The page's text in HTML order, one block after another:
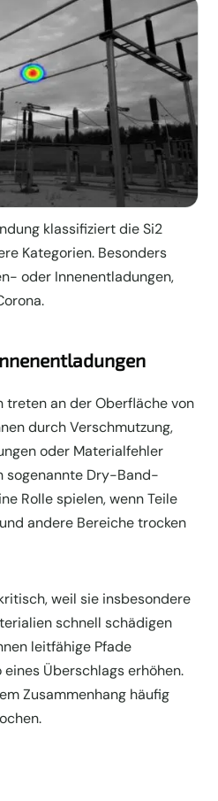
klassifiziert die Si2
Kategorien. Besonders
oder Innenentladungen,
treten an der Oberfläche von
durch Verschmutzung,
oder Materialfehler
sogenannte Dry-Band-
Rolle spielen, wenn Teile
andere Bereiche trocken
weil sie insbesondere
schnell schädigen
leitfähige Pfade
Überschlags erhöhen.
Zusammenhang häufig